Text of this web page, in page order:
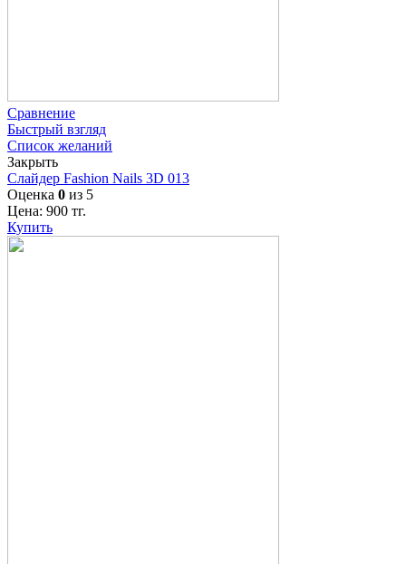
Сравнение
Быстрый взгляд
Список желаний
Закрыть
Слайдер Fashion Nails 3D 013
Оценка 0 из 5
Цена: 900 тг.
Купить